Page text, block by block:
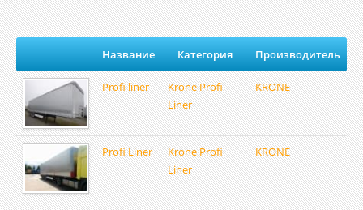
Название Категория Производитель
Profi liner
Krone Profi
Liner
KRONE
Profi Liner
Krone Profi
Liner
KRONE